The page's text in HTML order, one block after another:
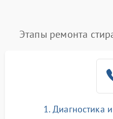
Замена платы управления
Этапы ремонта
1. Диагностика